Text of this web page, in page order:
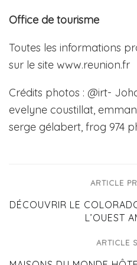
Office de tourisme
Toutes les informations
sur le site www.reunion.fr
Crédits photos : @irt-
evelyne coustillat,
serge gélabert, frog 974
ARTICLE
DÉCOUVRIR LE
L’OUEST
ARTICLE